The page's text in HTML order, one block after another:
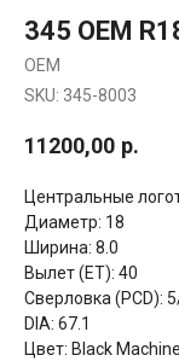
345 OEM
OEM
SKU: 345-8003
11200,00 р.
Центральные
Диаметр: 18
Ширина: 8.0
Вылет (ET): 40
Сверловка (PCD):
DIA: 67.1
Цвет: Black